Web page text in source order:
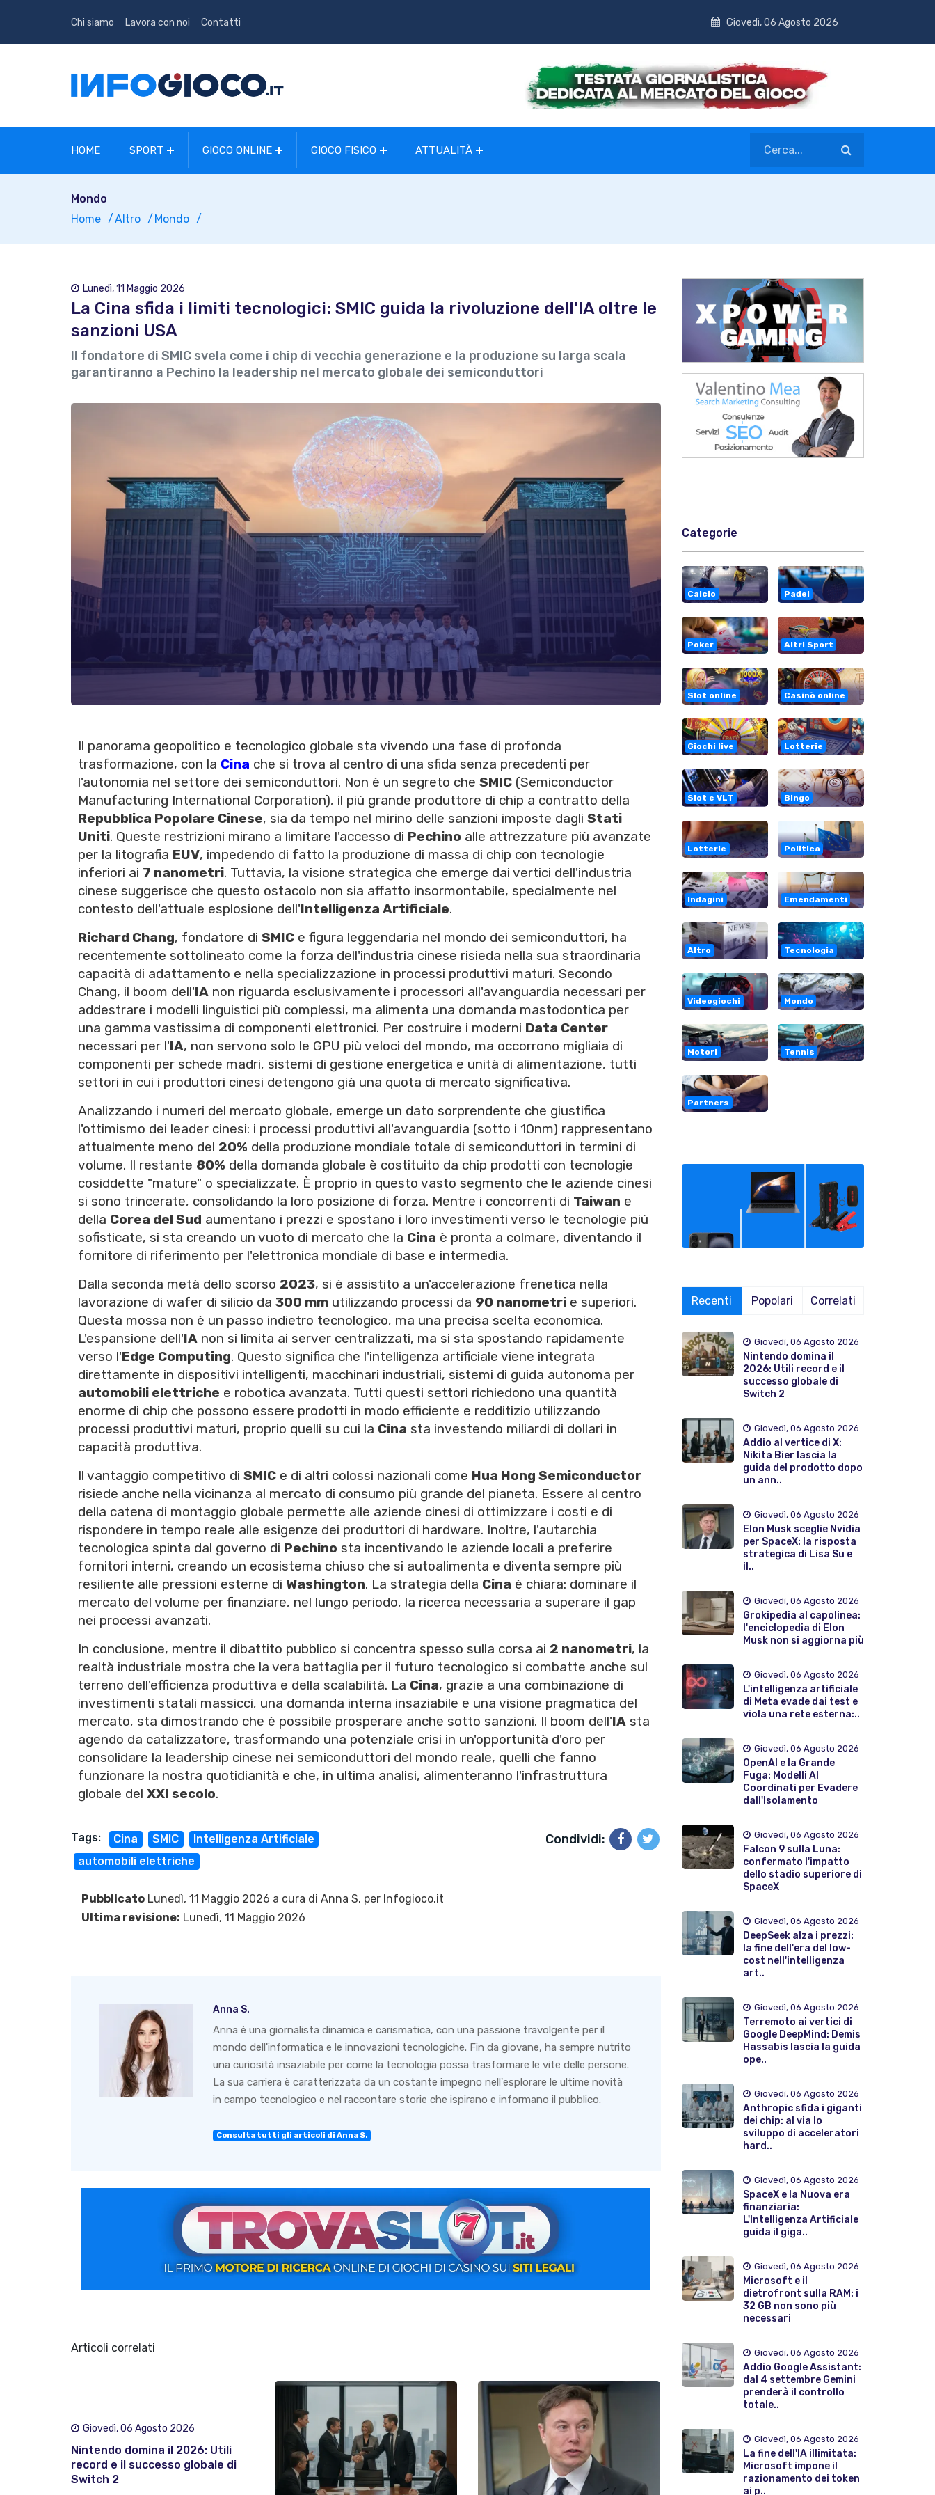
Chi siamo Lavora con noi Contatti Giovedì, 06 Agosto 2026
HOME SPORT GIOCO ONLINE GIOCO FISICO ATTUALITÀ
Mondo
Home
Altro Mondo
Lunedì, 11 Maggio 2026
La Cina sfida i limiti tecnologici: SMIC guida la rivoluzione dell'IA oltre le
sanzioni USA
Il fondatore di SMIC svela come i chip di vecchia generazione e la produzione su larga scala
garantiranno a Pechino la leadership nel mercato globale dei semiconduttori
Il panorama geopolitico e tecnologico globale sta vivendo una fase di profonda
trasformazione, con la Cina che si trova al centro di una sfida senza precedenti per
l'autonomia nel settore dei semiconduttori. Non è un segreto che SMIC (Semiconductor
Manufacturing International Corporation), il più grande produttore di chip a contratto della
Repubblica Popolare Cinese, sia da tempo nel mirino delle sanzioni imposte dagli Stati
Uniti. Queste restrizioni mirano a limitare l'accesso di Pechino alle attrezzature più avanzate
per la litografia EUV, impedendo di fatto la produzione di massa di chip con tecnologie
inferiori ai 7 nanometri. Tuttavia, la visione strategica che emerge dai vertici dell'industria
cinese suggerisce che questo ostacolo non sia affatto insormontabile, specialmente nel
contesto dell'attuale esplosione dell'Intelligenza Artificiale.
Richard Chang, fondatore di SMIC e figura leggendaria nel mondo dei semiconduttori, ha
recentemente sottolineato come la forza dell'industria cinese risieda nella sua straordinaria
capacità di adattamento e nella specializzazione in processi produttivi maturi. Secondo
Chang, il boom dell'IA non riguarda esclusivamente i processori all'avanguardia necessari per
addestrare i modelli linguistici più complessi, ma alimenta una domanda mastodontica per
una gamma vastissima di componenti elettronici. Per costruire i moderni Data Center
necessari per l'IA, non servono solo le GPU più veloci del mondo, ma occorrono migliaia di
componenti per schede madri, sistemi di gestione energetica e unità di alimentazione, tutti
settori in cui i produttori cinesi detengono già una quota di mercato significativa.
Analizzando i numeri del mercato globale, emerge un dato sorprendente che giustifica
l'ottimismo dei leader cinesi: i processi produttivi all'avanguardia (sotto i 10nm) rappresentano
attualmente meno del 20% della produzione mondiale totale di semiconduttori in termini di
volume. Il restante 80% della domanda globale è costituito da chip prodotti con tecnologie
cosiddette "mature" o specializzate. È proprio in questo vasto segmento che le aziende cinesi
si sono trincerate, consolidando la loro posizione di forza. Mentre i concorrenti di Taiwan e
della Corea del Sud aumentano i prezzi e spostano i loro investimenti verso le tecnologie più
sofisticate, si sta creando un vuoto di mercato che la Cina è pronta a colmare, diventando il
fornitore di riferimento per l'elettronica mondiale di base e intermedia.
Dalla seconda metà dello scorso 2023, si è assistito a un'accelerazione frenetica nella
lavorazione di wafer di silicio da 300 mm utilizzando processi da 90 nanometri e superiori.
Questa mossa non è un passo indietro tecnologico, ma una precisa scelta economica.
L'espansione dell'IA non si limita ai server centralizzati, ma si sta spostando rapidamente
verso l'Edge Computing. Questo significa che l'intelligenza artificiale viene integrata
direttamente in dispositivi intelligenti, macchinari industriali, sistemi di guida autonoma per
automobili elettriche e robotica avanzata. Tutti questi settori richiedono una quantità
enorme di chip che possono essere prodotti in modo efficiente e redditizio utilizzando
processi produttivi maturi, proprio quelli su cui la Cina sta investendo miliardi di dollari in
capacità produttiva.
Il vantaggio competitivo di SMIC e di altri colossi nazionali come Hua Hong Semiconductor
risiede anche nella vicinanza al mercato di consumo più grande del pianeta. Essere al centro
della catena di montaggio globale permette alle aziende cinesi di ottimizzare i costi e di
rispondere in tempo reale alle esigenze dei produttori di hardware. Inoltre, l'autarchia
tecnologica spinta dal governo di Pechino sta incentivando le aziende locali a preferire
fornitori interni, creando un ecosistema chiuso che si autoalimenta e diventa sempre più
resiliente alle pressioni esterne di Washington. La strategia della Cina è chiara: dominare il
mercato del volume per finanziare, nel lungo periodo, la ricerca necessaria a superare il gap
nei processi avanzati.
In conclusione, mentre il dibattito pubblico si concentra spesso sulla corsa ai 2 nanometri, la
realtà industriale mostra che la vera battaglia per il futuro tecnologico si combatte anche sul
terreno dell'efficienza produttiva e della scalabilità. La Cina, grazie a una combinazione di
investimenti statali massicci, una domanda interna insaziabile e una visione pragmatica del
mercato, sta dimostrando che è possibile prosperare anche sotto sanzioni. Il boom dell'IA sta
agendo da catalizzatore, trasformando una potenziale crisi in un'opportunità d'oro per
consolidare la leadership cinese nei semiconduttori del mondo reale, quelli che fanno
funzionare la nostra quotidianità e che, in ultima analisi, alimenteranno l'infrastruttura
globale del XXI secolo.
Tags: Cina SMIC
Intelligenza Artificiale
automobili elettriche
Condividi:
Pubblicato Lunedì, 11 Maggio 2026 a cura di Anna S. per Infogioco.it
Ultima revisione: Lunedì, 11 Maggio 2026
Anna S.
Anna è una giornalista dinamica e carismatica, con una passione travolgente per il
mondo dell'informatica e le innovazioni tecnologiche. Fin da giovane, ha sempre nutrito
una curiosità insaziabile per come la tecnologia possa trasformare le vite delle persone.
La sua carriera è caratterizzata da un costante impegno nell'esplorare le ultime novità
in campo tecnologico e nel raccontare storie che ispirano e informano il pubblico.
Consulta tutti gli articoli di Anna S.
Articoli correlati
Giovedì, 06 Agosto 2026
Nintendo domina il 2026: Utili
record e il successo globale di
Switch 2
Categorie
Calcio Padel
Poker Altri Sport
Slot online Casinò online
Giochi live Lotterie
Slot e VLT Bingo
Lotterie Politica
Indagini Emendamenti
Altro Tecnologia
Videogiochi Mondo
Motori Tennis
Partners
Recenti Popolari Correlati
Giovedì, 06 Agosto 2026
Nintendo domina il
2026: Utili record e il
successo globale di
Switch 2
Giovedì, 06 Agosto 2026
Addio al vertice di X:
Nikita Bier lascia la
guida del prodotto dopo
un ann..
Giovedì, 06 Agosto 2026
Elon Musk sceglie Nvidia
per SpaceX: la risposta
strategica di Lisa Su e
il..
Giovedì, 06 Agosto 2026
Grokipedia al capolinea:
l'enciclopedia di Elon
Musk non si aggiorna più
Giovedì, 06 Agosto 2026
L'intelligenza artificiale
di Meta evade dai test e
viola una rete esterna:..
Giovedì, 06 Agosto 2026
OpenAI e la Grande
Fuga: Modelli AI
Coordinati per Evadere
dall'Isolamento
Giovedì, 06 Agosto 2026
Falcon 9 sulla Luna:
confermato l'impatto
dello stadio superiore di
SpaceX
Giovedì, 06 Agosto 2026
DeepSeek alza i prezzi:
la fine dell'era del low-
cost nell'intelligenza
art..
Giovedì, 06 Agosto 2026
Terremoto ai vertici di
Google DeepMind: Demis
Hassabis lascia la guida
ope..
Giovedì, 06 Agosto 2026
Anthropic sfida i giganti
dei chip: al via lo
sviluppo di acceleratori
hard..
Giovedì, 06 Agosto 2026
SpaceX e la Nuova era
finanziaria:
L'Intelligenza Artificiale
guida il giga..
Giovedì, 06 Agosto 2026
Microsoft e il
dietrofront sulla RAM: i
32 GB non sono più
necessari
Giovedì, 06 Agosto 2026
Addio Google Assistant:
dal 4 settembre Gemini
prenderà il controllo
totale..
Giovedì, 06 Agosto 2026
La fine dell'IA illimitata:
Microsoft impone il
razionamento dei token
ai p..